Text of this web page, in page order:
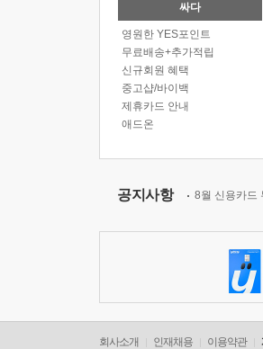
싸다
영원한 YES포인트
무료배송+추가적립
신규회원 혜택
중고샵/바이백
제휴카드 안내
애드온
공지사항 8월 신용카드
회사소개 인재채용 이용약관